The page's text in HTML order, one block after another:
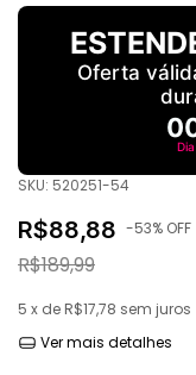
Oferta
Dia
SKU: 520251-54
R$88,88 -53% OFF
R$189,99
5 x de R$17,78 sem juros
Ver mais detalhes